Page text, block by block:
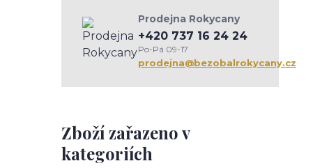
Zboží zařazeno v
kategoriích
Prodejna Rokycany
+420 737 16 24 24
Po-Pá 09-17
prodejna@bezobalrokycany.cz